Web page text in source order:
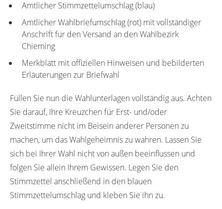
Amtlicher Stimmzettelumschlag (blau)
Amtlicher Wahlbriefumschlag (rot) mit vollständiger
Anschrift für den Versand an den Wahlbezirk
Chieming
Merkblatt mit offiziellen Hinweisen und bebilderten
Erläuterungen zur Briefwahl
Füllen Sie nun die Wahlunterlagen vollständig aus. Achten
Sie darauf, Ihre Kreuzchen für Erst- und/oder
Zweitstimme nicht im Beisein anderer Personen zu
machen, um das Wahlgeheimnis zu wahren. Lassen Sie
sich bei Ihrer Wahl nicht von außen beeinflussen und
folgen Sie allein Ihrem Gewissen. Legen Sie den
Stimmzettel anschließend in den blauen
Stimmzettelumschlag und kleben Sie ihn zu.